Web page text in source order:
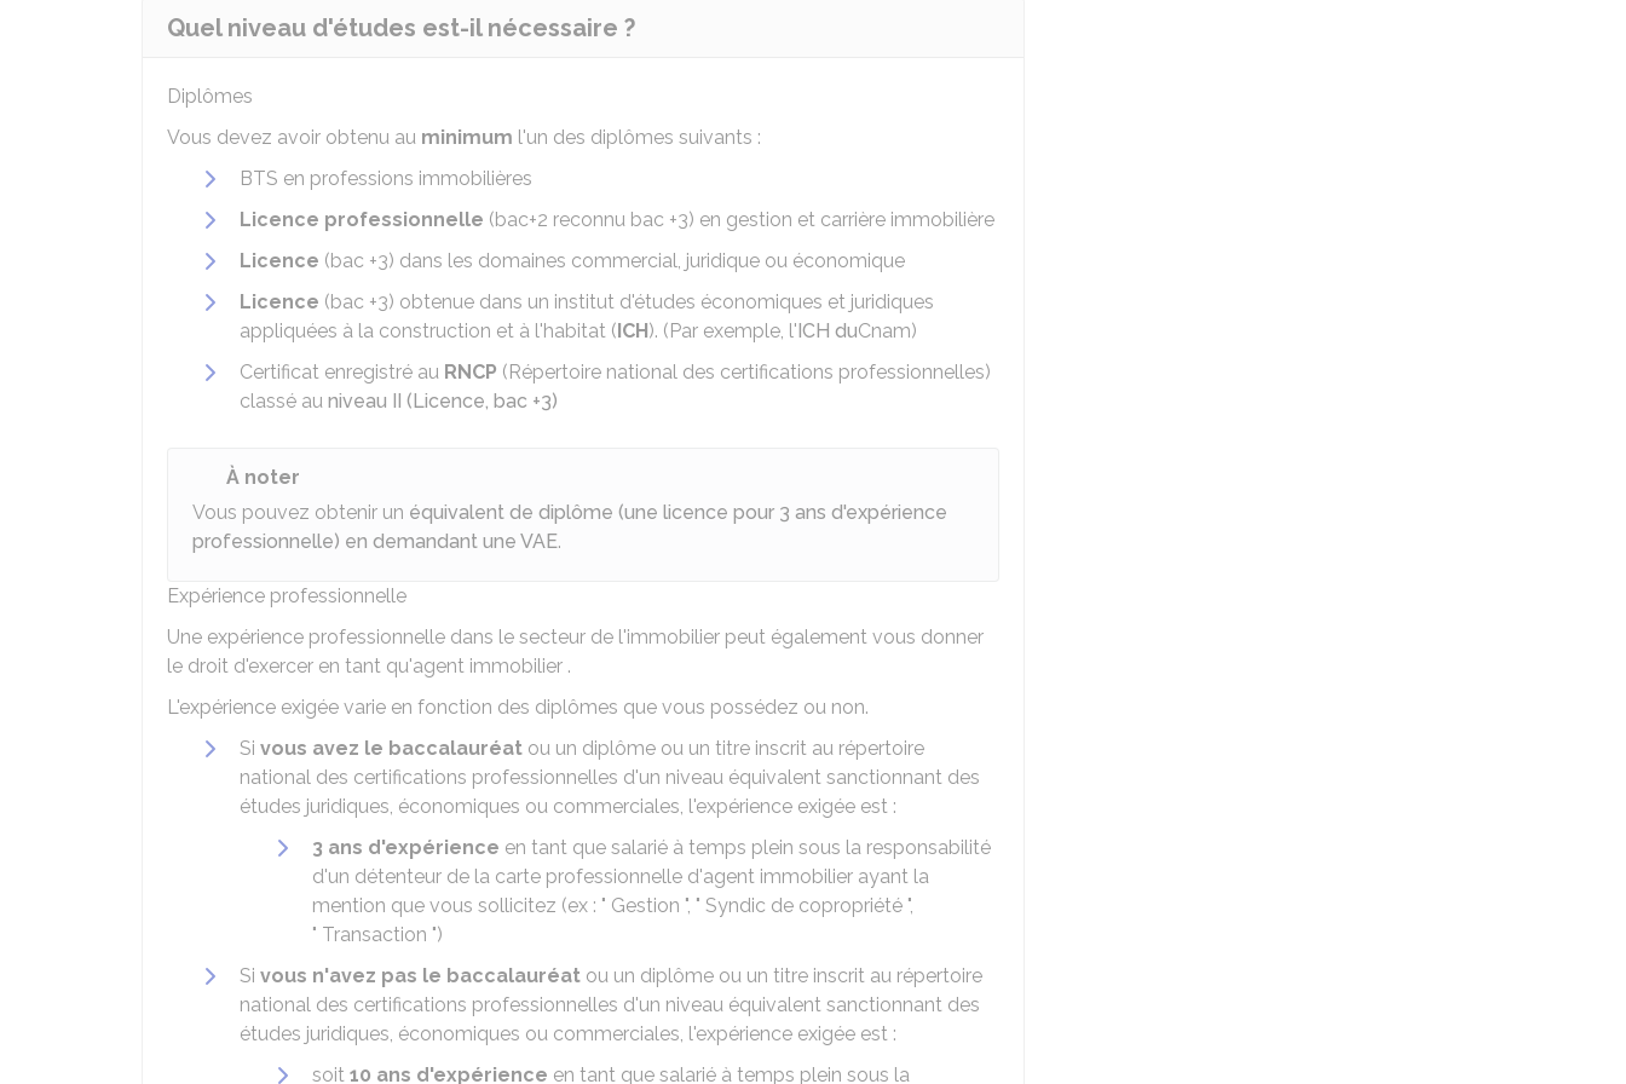
Quel niveau d'études est-il nécessaire ?
Diplômes
Vous devez avoir obtenu au minimum l'un des diplômes suivants :
BTS en professions immobilières
Licence professionnelle (bac+2 reconnu bac +3) en gestion et carrière immobilière
Licence (bac +3) dans les domaines commercial, juridique ou économique
Licence (bac +3) obtenue dans un institut d'études économiques et juridiques
appliquées à la construction et à l'habitat (ICH). (Par exemple, l'ICH duCnam)
Certificat enregistré au RNCP (Répertoire national des certifications professionnelles)
classé au niveau II (Licence, bac +3)
À noter
Vous pouvez obtenir un équivalent de diplôme (une licence pour 3 ans d'expérience
professionnelle) en demandant une VAE.
Expérience professionnelle
Une expérience professionnelle dans le secteur de l'immobilier peut également vous donner
le droit d'exercer en tant qu'agent immobilier .
L'expérience exigée varie en fonction des diplômes que vous possédez ou non.
Si vous avez le baccalauréat ou un diplôme ou un titre inscrit au répertoire
national des certifications professionnelles d'un niveau équivalent sanctionnant des
études juridiques, économiques ou commerciales, l'expérience exigée est :
3 ans d'expérience en tant que salarié à temps plein sous la responsabilité
d'un détenteur de la carte professionnelle d'agent immobilier ayant la
mention que vous sollicitez (ex : " Gestion ", " Syndic de copropriété ",
" Transaction ")
Si vous n'avez pas le baccalauréat ou un diplôme ou un titre inscrit au répertoire
national des certifications professionnelles d'un niveau équivalent sanctionnant des
études juridiques, économiques ou commerciales, l'expérience exigée est :
soit 10 ans d'expérience en tant que salarié à temps plein sous la